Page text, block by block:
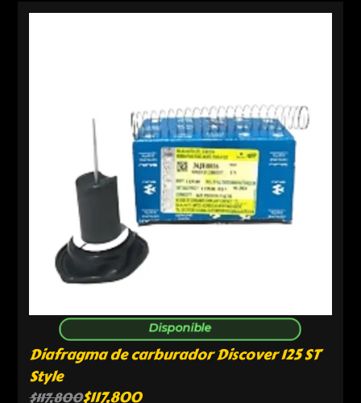
Disponible
Diafragma de carburador Discover 125 ST
Style
$117,800$117,800